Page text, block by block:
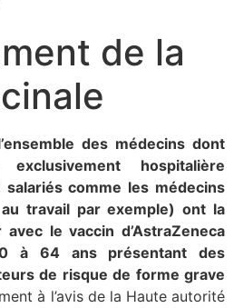
de la
des médecins dont
hospitalière
comme les médecins
travail par exemple) ont la
le vaccin d’AstraZeneca
à 64 ans présentant des
de risque de forme grave
à l’avis de la Haute autorité